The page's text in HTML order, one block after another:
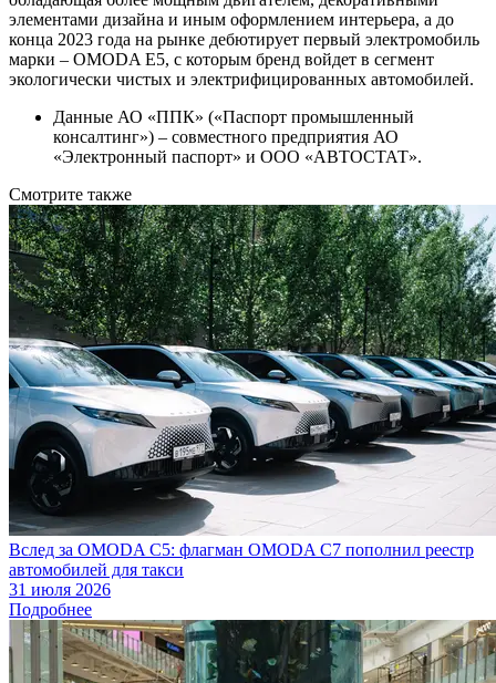
элементами дизайна и иным оформлением интерьера, а до
конца 2023 года на рынке дебютирует первый электромобиль
марки – OMODA E5, с которым бренд войдет в сегмент
экологически чистых и электрифицированных автомобилей.
Данные АО «ППК» («Паспорт промышленный
консалтинг») – совместного предприятия АО
«Электронный паспорт» и ООО «АВТОСТАТ».
Смотрите также
Вслед за OMODA C5: флагман OMODA C7 пополнил реестр
автомобилей для такси
31 июля 2026
Подробнее